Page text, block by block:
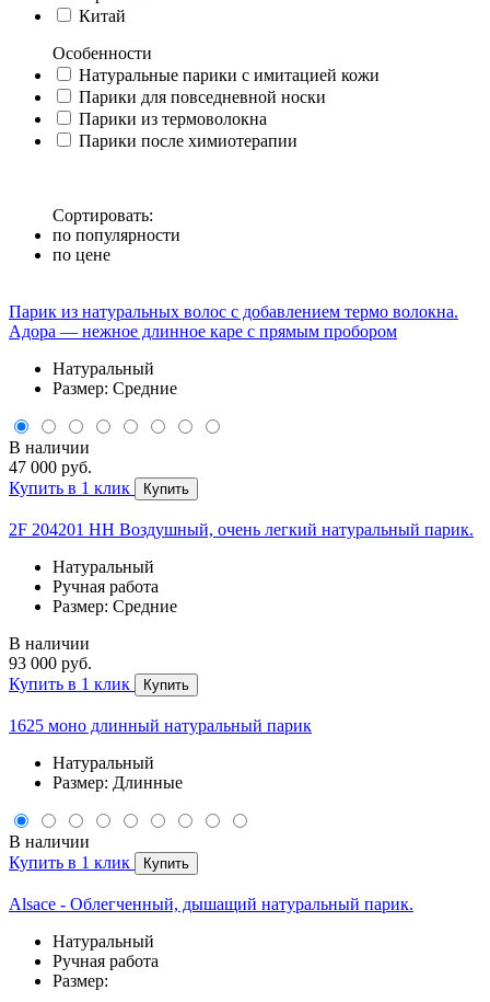
Китай
Особенности
Натуральные парики с имитацией кожи
Парики для повседневной носки
Парики из термоволокна
Парики после химиотерапии
Сортировать:
по популярности
по цене
Парик из натуральных волос с добавлением термо волокна.
Адора — нежное длинное каре с прямым пробором
Натуральный
Размер: Средние
В наличии
47 000 руб.
Купить в 1 клик
Купить
2F 204201 HH Воздушный, очень легкий натуральный парик.
Натуральный
Ручная работа
Размер: Средние
В наличии
93 000 руб.
Купить в 1 клик
Купить
1625 моно длинный натуральный парик
Натуральный
Размер: Длинные
В наличии
Купить в 1 клик
Купить
Alsace - Облегченный, дышащий натуральный парик.
Натуральный
Ручная работа
Размер: